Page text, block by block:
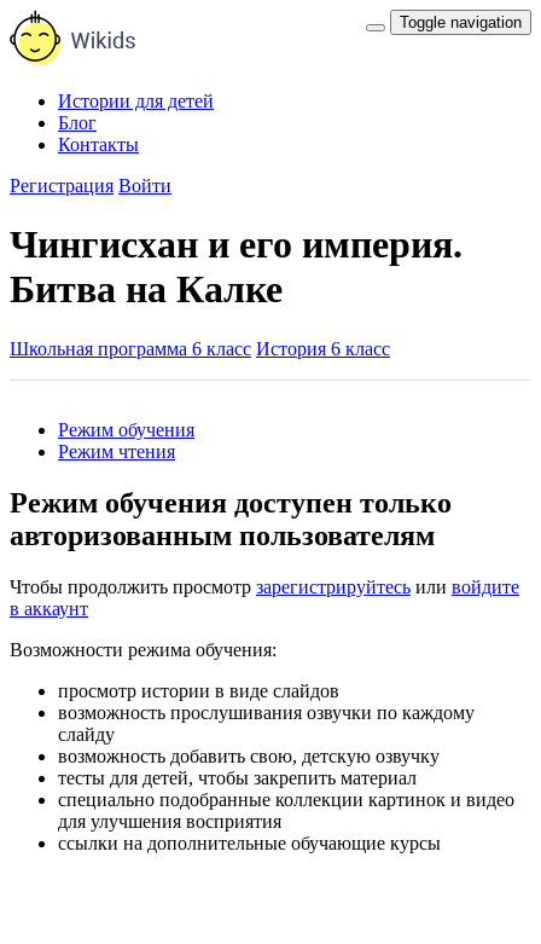
Toggle navigation
Истории для детей
Блог
Контакты
Регистрация Войти
Чингисхан и его империя.
Битва на Калке
Школьная программа 6 класс История 6 класс
Режим обучения
Режим чтения
Режим обучения доступен только
авторизованным пользователям
Чтобы продолжить просмотр зарегистрируйтесь или войдите
в аккаунт
Возможности режима обучения:
просмотр истории в виде слайдов
возможность прослушивания озвучки по каждому
слайду
возможность добавить свою, детскую озвучку
тесты для детей, чтобы закрепить материал
специально подобранные коллекции картинок и видео
для улучшения восприятия
ссылки на дополнительные обучающие курсы